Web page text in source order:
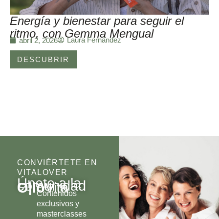
Energía y bienestar para seguir el
ritmo, con Gemma Mengual
abril 2, 2026 Laura Fernández
DESCUBRIR
CONVIÉRTETE EN
VITALOVER
Únete a la
comunidad
OlioVita
Contenidos
exclusivos y
masterclasses